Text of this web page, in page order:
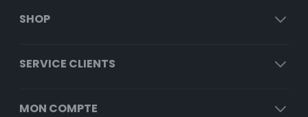
SHOP
SERVICE CLIENTS
MON COMPTE